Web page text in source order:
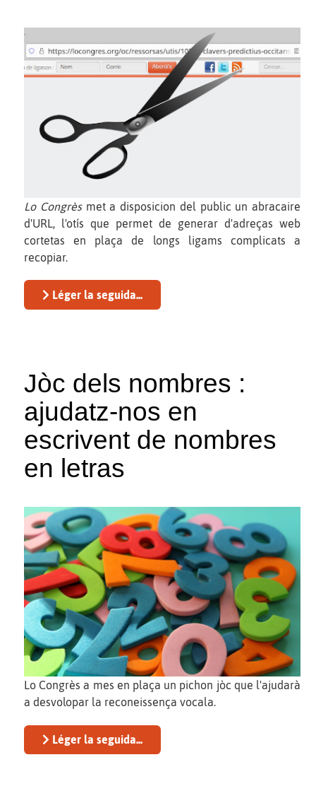
Lo Congrèsmet a disposicion del public un abracaire
d'URL, l'otís que permet de generar d'adreças web
cortetas en plaça de longs ligams complicats a
recopiar.
Léger la seguida...
Jòc dels nombres :
ajudatz-nos en
escrivent de nombres
en letras
Lo Congrès a mes en plaça un pichon jòc que l'ajudarà
a desvolopar la reconeissença vocala.
Léger la seguida...